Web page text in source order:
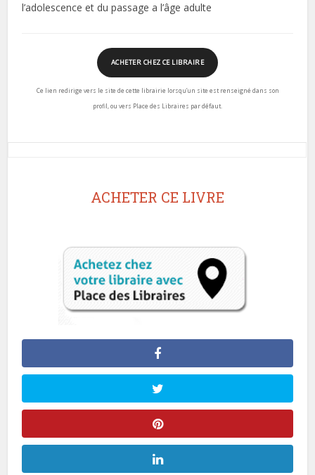
l’adolescence et du passage a l’âge adulte
ACHETER CHEZ CE LIBRAIRE
Ce lien redirige vers le site de cette librairie lorsqu’un site est renseigné dans son
profil, ou vers Place des Libraires par défaut.
ACHETER CE LIVRE